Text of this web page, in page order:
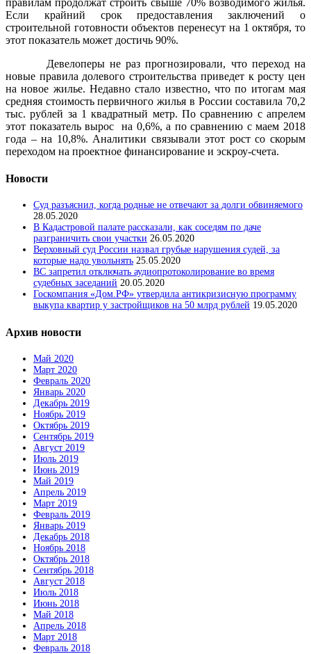
Если крайний срок предоставления заключений о
строительной готовности объектов перенесут на 1 октября, то
этот показатель может достичь 90%.
Девелоперы не раз прогнозировали, что переход на
новые правила долевого строительства приведет к росту цен
на новое жилье. Недавно стало известно, что по итогам мая
средняя стоимость первичного жилья в России составила 70,2
тыс. рублей за 1 квадратный метр. По сравнению с апрелем
этот показатель вырос на 0,6%, а по сравнению с маем 2018
года – на 10,8%. Аналитики связывали этот рост со скорым
переходом на проектное финансирование и эскроу-счета.
Новости
Суд разъяснил, когда родные не отвечают за долги обвиняемого
28.05.2020
В Кадастровой палате рассказали, как соседям по даче
разграничить свои участки 26.05.2020
Верховный суд России назвал грубые нарушения судей, за
которые надо увольнять 25.05.2020
ВС запретил отключать аудиопротоколирование во время
судебных заседаний 20.05.2020
Госкомпания «Дом.РФ» утвердила антикризисную программу
выкупа квартир у застройщиков на 50 млрд рублей 19.05.2020
Архив новости
Май 2020
Март 2020
Февраль 2020
Январь 2020
Декабрь 2019
Ноябрь 2019
Октябрь 2019
Сентябрь 2019
Август 2019
Июль 2019
Июнь 2019
Май 2019
Апрель 2019
Март 2019
Февраль 2019
Январь 2019
Декабрь 2018
Ноябрь 2018
Октябрь 2018
Сентябрь 2018
Август 2018
Июль 2018
Июнь 2018
Май 2018
Апрель 2018
Март 2018
Февраль 2018